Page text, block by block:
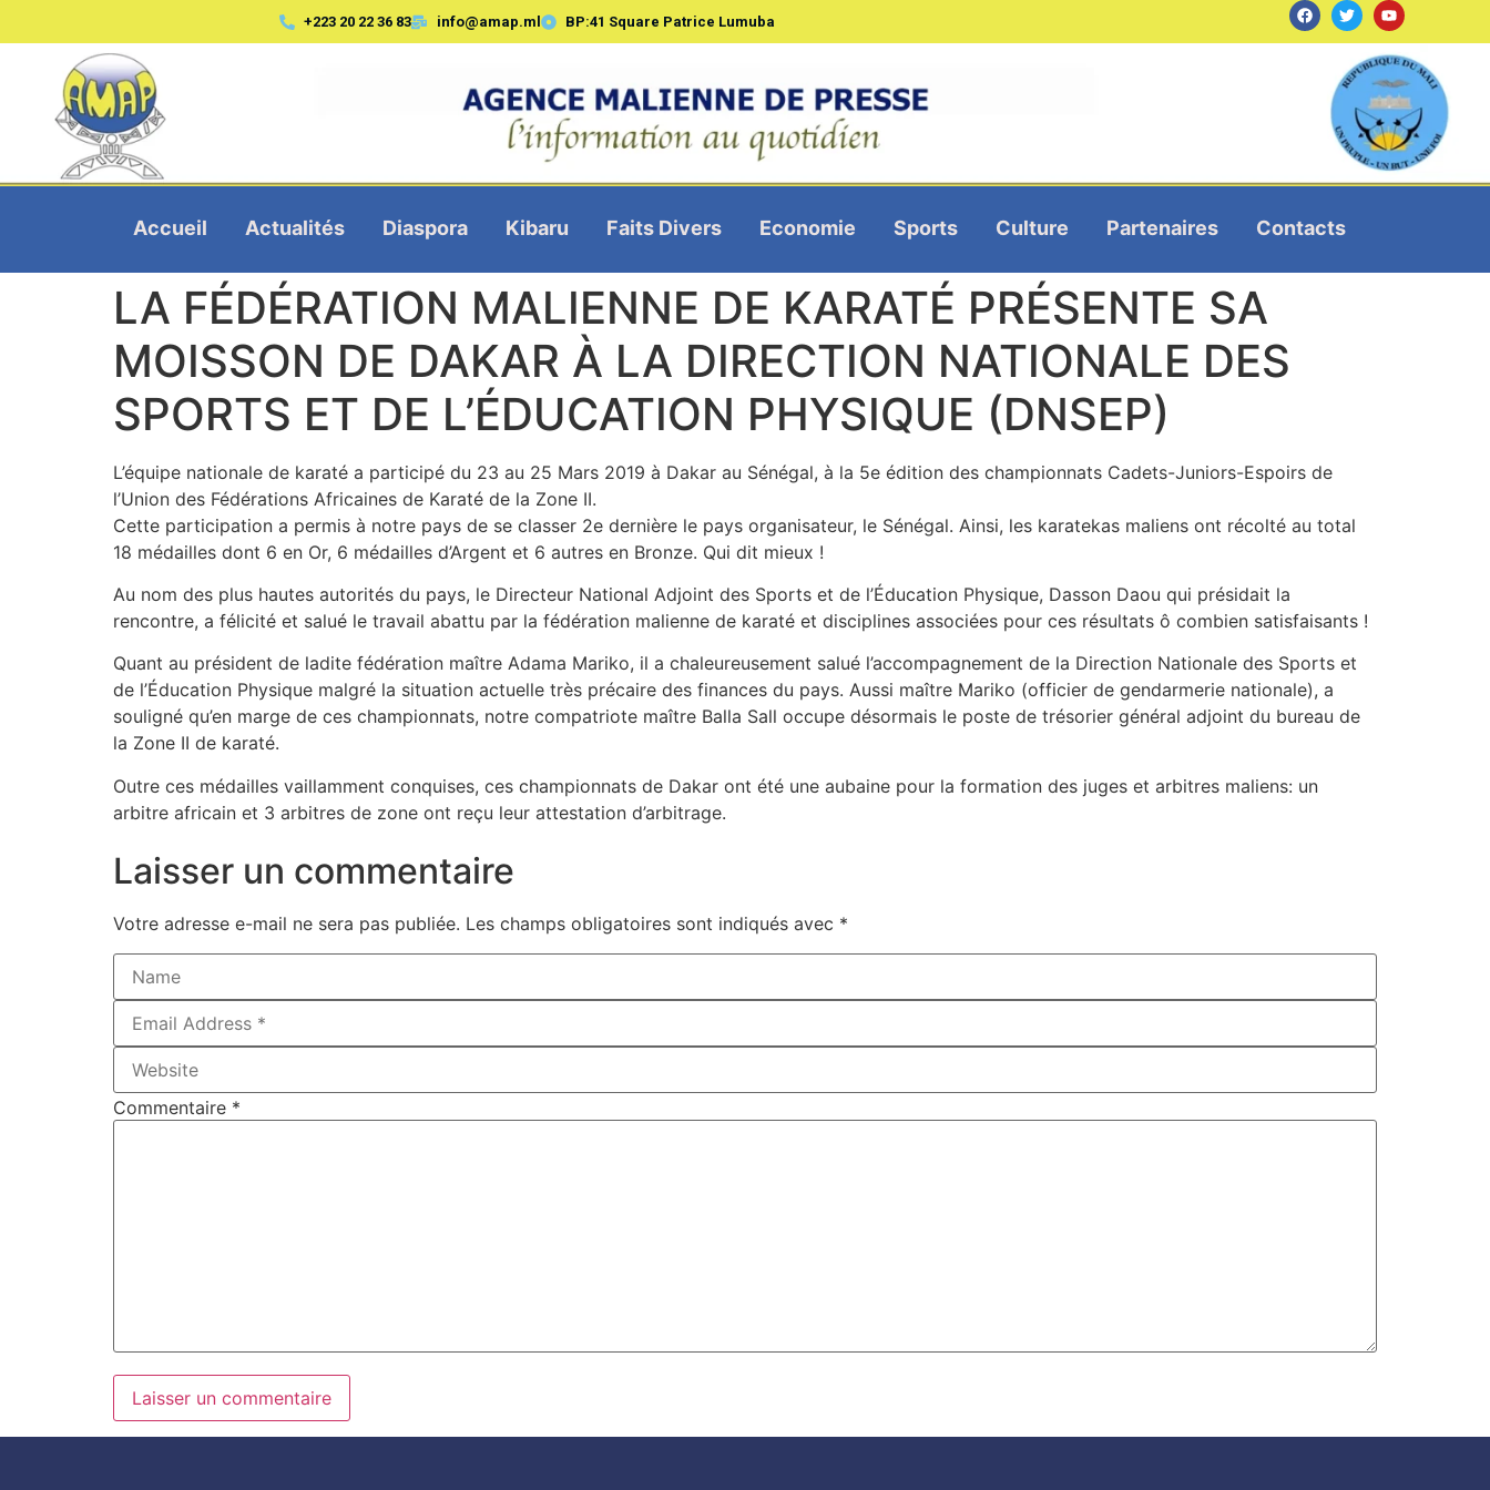
+223 20 22 36 83 info@amap.ml BP:41 Square Patrice Lumuba
Accueil Actualités Diaspora Kibaru Faits Divers Economie Sports Culture Partenaires Contacts
LA FÉDÉRATION MALIENNE DE KARATÉ PRÉSENTE SA
MOISSON DE DAKAR À LA DIRECTION NATIONALE DES
SPORTS ET DE L’ÉDUCATION PHYSIQUE (DNSEP)
L’équipe nationale de karaté a participé du 23 au 25 Mars 2019 à Dakar au Sénégal, à la 5e édition des championnats Cadets-Juniors-Espoirs de
l’Union des Fédérations Africaines de Karaté de la Zone II.
Cette participation a permis à notre pays de se classer 2e dernière le pays organisateur, le Sénégal. Ainsi, les karatekas maliens ont récolté au total
18 médailles dont 6 en Or, 6 médailles d’Argent et 6 autres en Bronze. Qui dit mieux !
Au nom des plus hautes autorités du pays, le Directeur National Adjoint des Sports et de l’Éducation Physique, Dasson Daou qui présidait la
rencontre, a félicité et salué le travail abattu par la fédération malienne de karaté et disciplines associées pour ces résultats ô combien satisfaisants !
Quant au président de ladite fédération maître Adama Mariko, il a chaleureusement salué l’accompagnement de la Direction Nationale des Sports et
de l’Éducation Physique malgré la situation actuelle très précaire des finances du pays. Aussi maître Mariko (officier de gendarmerie nationale), a
souligné qu’en marge de ces championnats, notre compatriote maître Balla Sall occupe désormais le poste de trésorier général adjoint du bureau de
la Zone II de karaté.
Outre ces médailles vaillamment conquises, ces championnats de Dakar ont été une aubaine pour la formation des juges et arbitres maliens: un
arbitre africain et 3 arbitres de zone ont reçu leur attestation d’arbitrage.
Laisser un commentaire
Votre adresse e-mail ne sera pas publiée. Les champs obligatoires sont indiqués avec *
Commentaire *